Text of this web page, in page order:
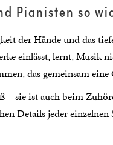
Pianisten so
der Hände und das
einlässt, lernt, Musik
das gemeinsam eine
– sie ist auch beim
Details jeder